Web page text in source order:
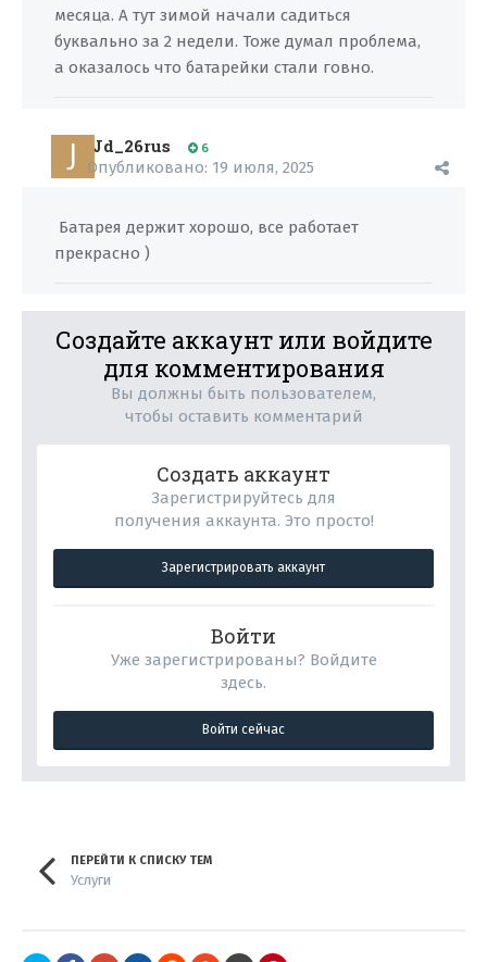
месяца. А тут зимой начали садиться
буквально за 2 недели. Тоже думал проблема,
а оказалось что батарейки стали говно.
Jd_26rus 6
Опубликовано: 19 июля, 2025
Батарея держит хорошо, все работает
прекрасно )
Создайте аккаунт или войдите
для комментирования
Вы должны быть пользователем,
чтобы оставить комментарий
Создать аккаунт
Зарегистрируйтесь для
получения аккаунта. Это просто!
Зарегистрировать аккаунт
Войти
Уже зарегистрированы? Войдите
здесь.
Войти сейчас
ПЕРЕЙТИ К СПИСКУ ТЕМ
Услуги